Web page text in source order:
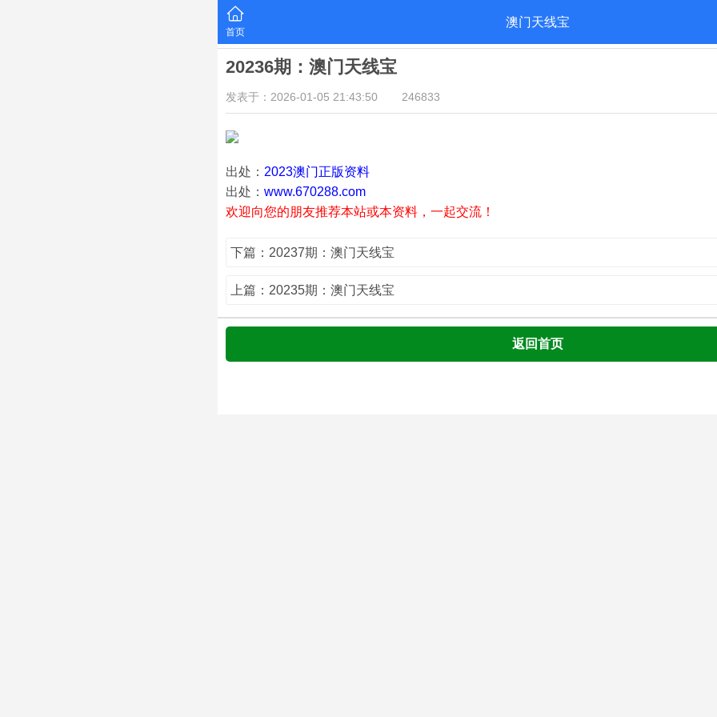
首页
澳门天线宝
20236期：澳门天线宝
发表于：2026-01-05 21:43:50 246833
出处： 2023澳门正版资料
出处： www.670288.com
欢迎向您的朋友推荐本站或本资料，一起交流！
下篇：20237期：澳门天线宝
上篇：20235期：澳门天线宝
返回首页